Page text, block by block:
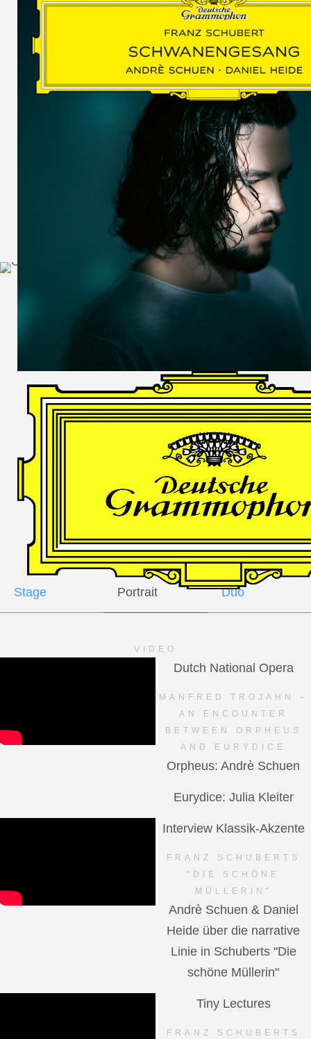
SCHUMANN
WOLF
MARTIN
SCHUMANN,
LIEDERKREIS
OP. 24
SECHS
MONOLOGE
AUS
JEDERMANN
GESÄNGE
Andrè Schuen,
Baritone
Daniel Heide,
Piano
GALLERY
Stage Portrait Duo
VIDEO
Dutch National Opera
MANFRED TROJAHN –
AN ENCOUNTER
BETWEEN ORPHEUS
AND EURYDICE
Orpheus: Andrè Schuen
Eurydice: Julia Kleiter
Interview Klassik-Akzente
FRANZ SCHUBERTS
"DIE SCHÖNE
MÜLLERIN"
Andrè Schuen & Daniel
Heide über die narrative
Linie in Schuberts "Die
schöne Müllerin"
Tiny Lectures
FRANZ SCHUBERTS